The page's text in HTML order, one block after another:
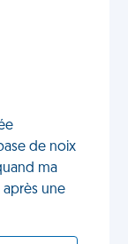
de noix
ma
après une